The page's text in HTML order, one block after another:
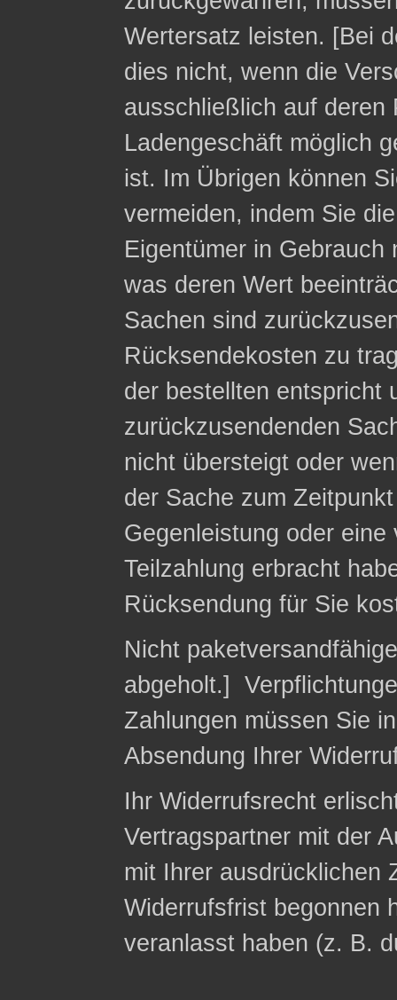
Wertersatz leisten. [Bei
dies nicht, wenn die
ausschließlich auf deren
Ladengeschäft möglich
ist. Im Übrigen können
vermeiden, indem Sie
Eigentümer in
was deren Wert
Sachen sind
Rücksendekosten zu
der bestellten entspricht
zurückzusendenden
nicht übersteigt oder
der Sache zum
Gegenleistung oder
Teilzahlung erbracht
Rücksendung für Sie
Nicht
abgeholt.]
Zahlungen müssen Sie
Absendung Ihrer
Ihr Widerrufsrecht
Vertragspartner mit der
mit Ihrer ausdrücklichen
Widerrufsfrist begonnen
veranlasst haben (z. B.